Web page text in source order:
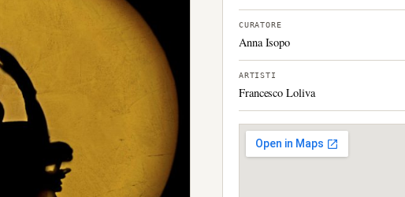
CURATORE
Anna Isopo
ARTISTI
Francesco Loliva